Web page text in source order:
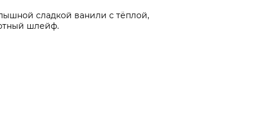
сладкой ванили с тёплой,
шлейф.